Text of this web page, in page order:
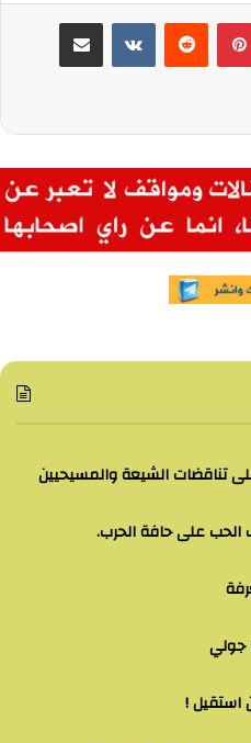
بينتيريست مشاركة عبر البريد
تناقضات الشيعة والمسيحيين
على حافة الحرب.
جولي
استقيل !